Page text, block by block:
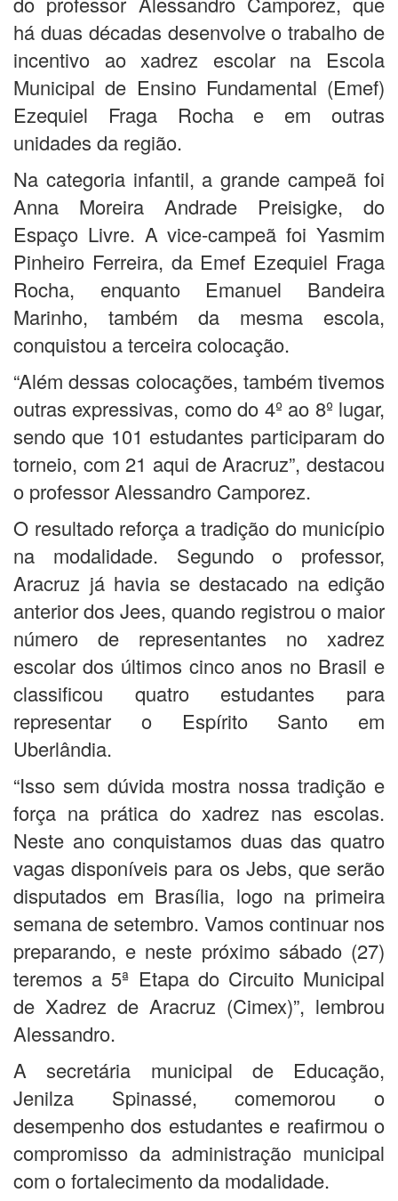
há duas décadas desenvolve o trabalho de
incentivo ao xadrez escolar na Escola
Municipal de Ensino Fundamental (Emef)
Ezequiel Fraga Rocha e em outras
unidades da região.
Na categoria infantil, a grande campeã foi
Anna Moreira Andrade Preisigke, do
Espaço Livre. A vice-campeã foi Yasmim
Pinheiro Ferreira, da Emef Ezequiel Fraga
Rocha, enquanto Emanuel Bandeira
Marinho, também da mesma escola,
conquistou a terceira colocação.
“Além dessas colocações, também tivemos
outras expressivas, como do 4º ao 8º lugar,
sendo que 101 estudantes participaram do
torneio, com 21 aqui de Aracruz”, destacou
o professor Alessandro Camporez.
O resultado reforça a tradição do município
na modalidade. Segundo o professor,
Aracruz já havia se destacado na edição
anterior dos Jees, quando registrou o maior
número de representantes no xadrez
escolar dos últimos cinco anos no Brasil e
classificou quatro estudantes para
representar o Espírito Santo em
Uberlândia.
“Isso sem dúvida mostra nossa tradição e
força na prática do xadrez nas escolas.
Neste ano conquistamos duas das quatro
vagas disponíveis para os Jebs, que serão
disputados em Brasília, logo na primeira
semana de setembro. Vamos continuar nos
preparando, e neste próximo sábado (27)
teremos a 5ª Etapa do Circuito Municipal
de Xadrez de Aracruz (Cimex)”, lembrou
Alessandro.
A secretária municipal de Educação,
Jenilza Spinassé, comemorou o
desempenho dos estudantes e reafirmou o
compromisso da administração municipal
com o fortalecimento da modalidade.